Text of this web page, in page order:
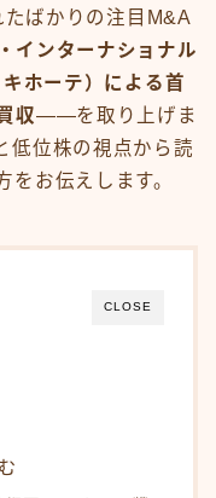
ばかりの注目M&A
インターナショナル
ホーテ）による首
収——を取り上げま
低位株の視点から読
をお伝えします。
CLOSE